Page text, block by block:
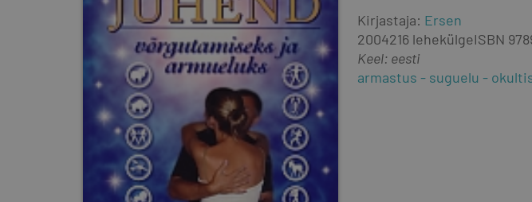
Kirjastaja: Ersen
2004216 lehekülgeISBN
Keel: eesti
armastus
suguelu